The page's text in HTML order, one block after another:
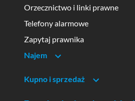
Orzecznictwo i linki prawne
Telefony alarmowe
Zapytaj prawnika
Najem
Kupno i sprzedaż